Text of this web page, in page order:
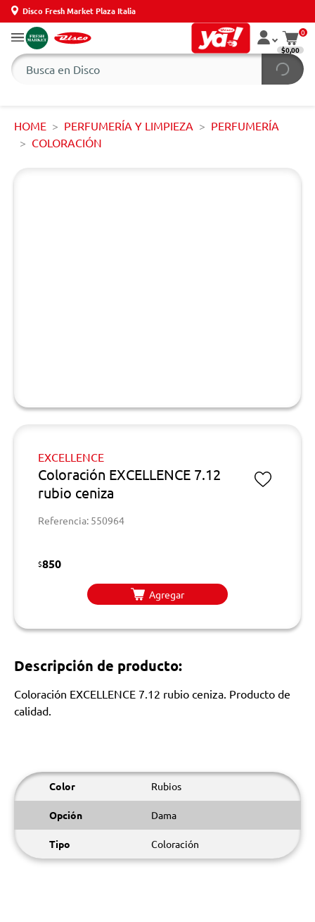
Disco Fresh Market Plaza Italia
0
$0,00
HOME PERFUMERÍA Y LIMPIEZA
PERFUMERÍA
COLORACIÓN
EXCELLENCE
Coloración EXCELLENCE 7.12
rubio ceniza
Referencia: 550964
$850
Agregar
Descripción de producto:
Coloración EXCELLENCE 7.12 rubio ceniza. Producto de
calidad.
Color Rubios
Opción Dama
Tipo Coloración